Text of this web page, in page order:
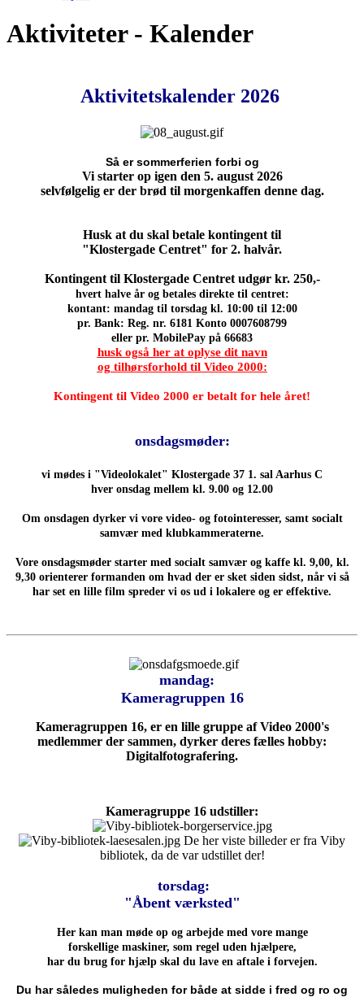
Aktiviteter - Kalender
Aktivitetskalender 2026
Så er sommerferien forbi og
Vi starter op igen den 5. august 2026
selvfølgelig er der brød til morgenkaffen denne dag.
Husk at du skal betale kontingent til
"Klostergade Centret" for 2. halvår.
Kontingent til Klostergade Centret udgør kr. 250,-
hvert halve år og betales direkte til centret:
kontant: mandag til torsdag kl. 10:00 til 12:00
pr. Bank: Reg. nr. 6181 Konto 0007608799
eller pr. MobilePay på 66683
husk også her at oplyse dit navn
og tilhørsforhold til Video 2000:
Kontingent til Video 2000 er betalt for hele året!
onsdagsmøder:
vi mødes i "Videolokalet" Klostergade 37 1. sal Aarhus C
hver onsdag mellem kl. 9.00 og 12.00
Om onsdagen dyrker vi vore video- og fotointeresser, samt socialt
samvær med klubkammeraterne.
Vore onsdagsmøder starter med socialt samvær og kaffe kl. 9,00, kl.
9,30 orienterer formanden om hvad der er sket siden sidst, når vi så
har set en lille film spreder vi os ud i lokalere og er effektive.
mandag:
Kameragruppen 16
Kameragruppen 16, er en lille gruppe af Video 2000's
medlemmer der sammen, dyrker deres fælles hobby:
Digitalfotografering.
Kameragruppe 16 udstiller:
De her viste billeder er fra Viby
bibliotek, da de var udstillet der!
torsdag:
"Åbent værksted"
Her kan man møde op og arbejde med vore mange
forskellige maskiner, som regel uden hjælpere,
har du brug for hjælp skal du lave en aftale i forvejen.
Du har således muligheden for både at sidde i fred og ro og